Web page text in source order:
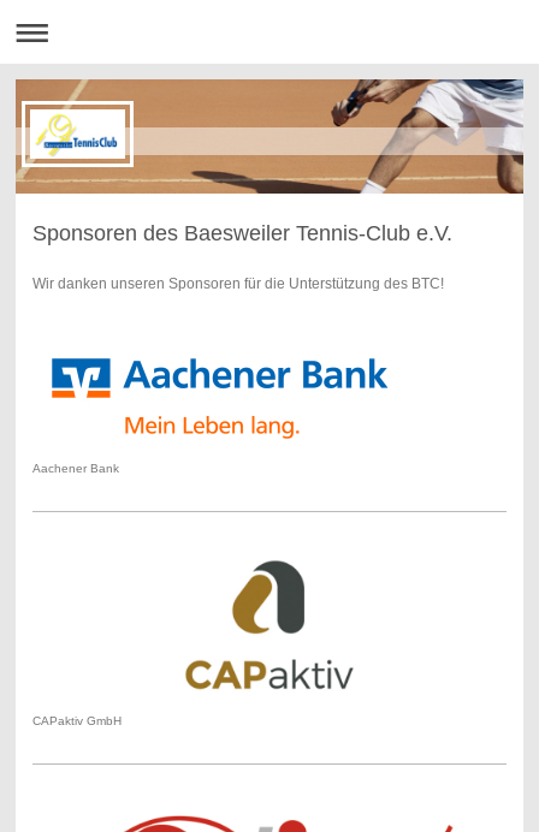
Sponsoren des Baesweiler Tennis-Club e.V.
Wir danken unseren Sponsoren für die Unterstützung des BTC!
Aachener Bank
CAPaktiv GmbH